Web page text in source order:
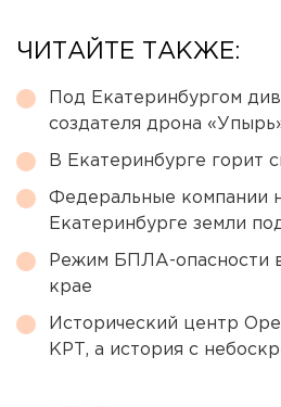
ЧИТАЙТЕ ТАКЖЕ:
Под Екатеринбургом
создателя дрона
В Екатеринбурге горит
Федеральные компании
Екатеринбурге земли
Режим БПЛА-опасности
крае
Исторический центр
КРТ, а история с